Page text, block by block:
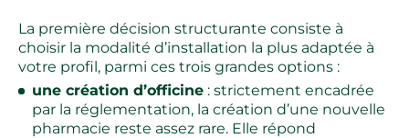
La première décision structurante consiste à
choisir la modalité d’installation la plus adaptée à
votre profil, parmi ces trois grandes options :
une création d’officine : strictement encadrée
par la réglementation, la création d’une nouvelle
pharmacie reste assez rare. Elle répond